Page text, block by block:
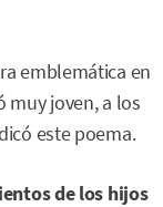
emblemática en
muy joven, a los
este poema.
de los hijos